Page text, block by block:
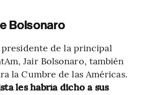
Bolsonaro
de la principal
Jair Bolsonaro, también
la Cumbre de las Américas.
les habría dicho a sus